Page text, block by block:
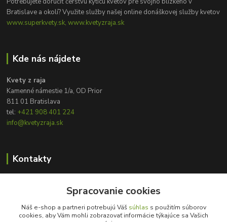
Bratislave a okolí? Využite služby našej online donáškovej služby kvetov
www.superkvety.sk, www.kvetyzraja.sk
Kde nás nájdete
Kvety z raja
Kamenné námestie 1/a, OD Prior
811 01 Bratislava
tel: +421 908 401 224
info@kvetyzraja.sk
Kontakty
+421 908 401 224
info@kvetyzraja.sk
Spracovanie cookies
Náš e-shop a partneri potrebujú Váš súhlas s použitím súborov
cookies, aby Vám mohli zobrazovať informácie týkajúce sa Vašich